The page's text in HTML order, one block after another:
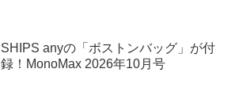
SHIPS anyの「ボストンバッグ」が付
録！MonoMax 2026年10月号